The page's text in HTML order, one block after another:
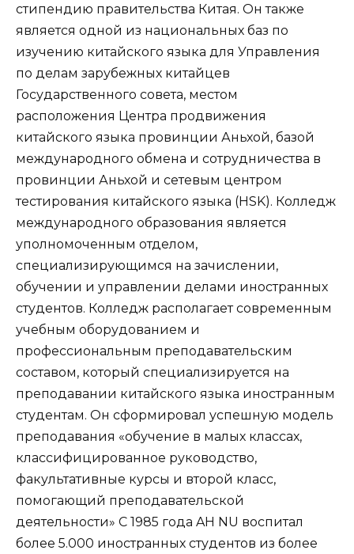
стипендию правительства Китая. Он также
является одной из национальных баз по
изучению китайского языка для Управления
по делам зарубежных китайцев
Государственного совета, местом
расположения Центра продвижения
китайского языка провинции Аньхой, базой
международного обмена и сотрудничества в
провинции Аньхой и сетевым центром
тестирования китайского языка (HSK). Колледж
международного образования является
уполномоченным отделом,
специализирующимся на зачислении,
обучении и управлении делами иностранных
студентов. Колледж располагает современным
учебным оборудованием и
профессиональным преподавательским
составом, который специализируется на
преподавании китайского языка иностранным
студентам. Он сформировал успешную модель
преподавания «обучение в малых классах,
классифицированное руководство,
факультативные курсы и второй класс,
помогающий преподавательской
деятельности» С 1985 года AH NU воспитал
более 5.000 иностранных студентов из более